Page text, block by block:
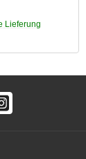
Lieferung